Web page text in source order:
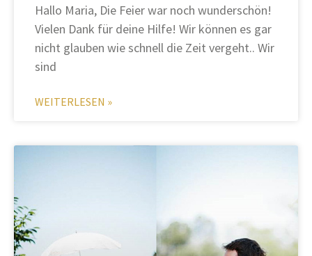
Hallo Maria, Die Feier war noch wunderschön!
Vielen Dank für deine Hilfe! Wir können es gar
nicht glauben wie schnell die Zeit vergeht.. Wir
sind
WEITERLESEN »